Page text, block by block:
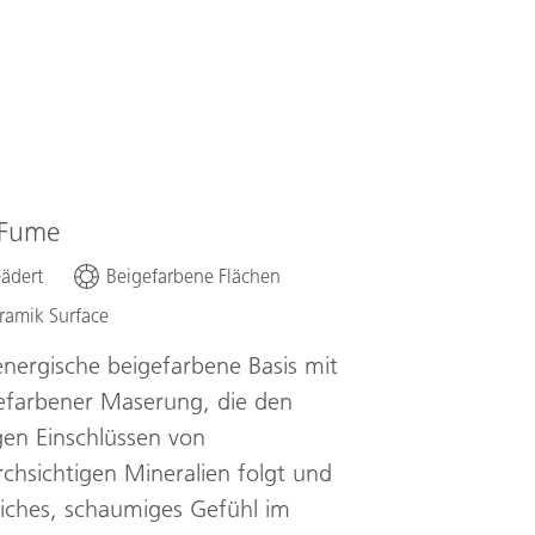
Beigefarbene Flächen
Surface
beigefarbene Basis mit
Maserung, die den
Einschlüssen von
Mineralien folgt und
schaumiges Gefühl im